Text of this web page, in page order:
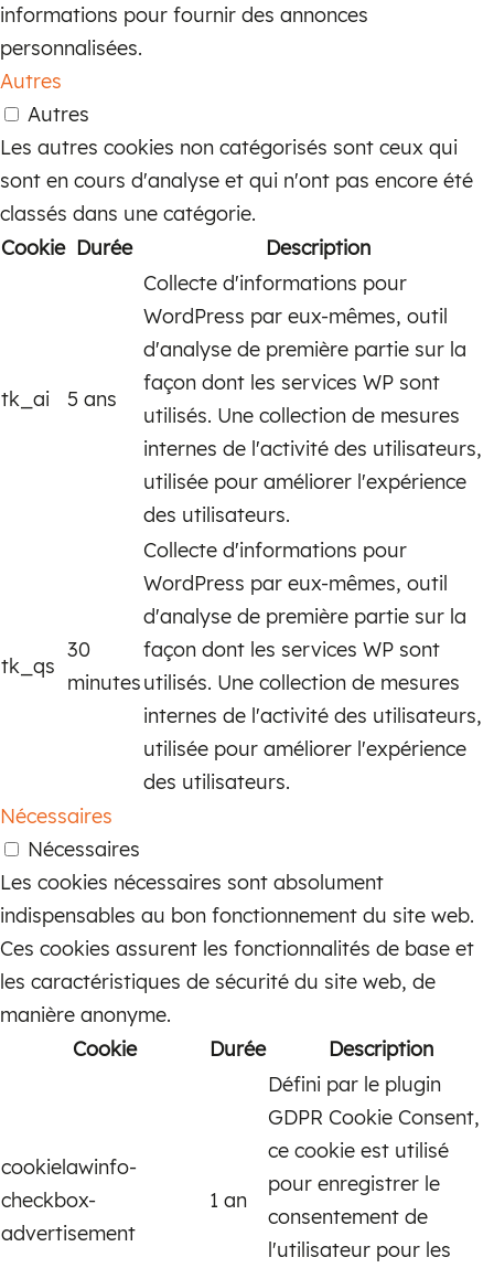
Illuminez votre maison avec
l’élégance intemporelle des
lampes anciennes
Visitez notre boutique en ligne dès
aujourd’hui et découvrez le charme
enchanteur des lampes anciennes. Laissez
la douce lumière de l’histoire illuminer vos
espaces de vie et ajouter une touche de
sophistication raffinée à votre décor.
informations pour fournir des annonces
personnalisées.
Autres
Autres
Les autres cookies non catégorisés sont ceux qui
sont en cours d'analyse et qui n'ont pas encore été
classés dans une catégorie.
Cookie Durée Description
tk_ai 5 ans
Collecte d'informations pour
WordPress par eux-mêmes, outil
d'analyse de première partie sur la
façon dont les services WP sont
utilisés. Une collection de mesures
internes de l'activité des utilisateurs,
utilisée pour améliorer l'expérience
des utilisateurs.
tk_qs
30
minutes
Collecte d'informations pour
WordPress par eux-mêmes, outil
d'analyse de première partie sur la
façon dont les services WP sont
utilisés. Une collection de mesures
internes de l'activité des utilisateurs,
utilisée pour améliorer l'expérience
des utilisateurs.
Nécessaires
Nécessaires
Les cookies nécessaires sont absolument
indispensables au bon fonctionnement du site web.
Ces cookies assurent les fonctionnalités de base et
les caractéristiques de sécurité du site web, de
manière anonyme.
Cookie
Durée Description
cookielawinfo-
checkbox-
advertisement
1 an
Défini par le plugin
GDPR Cookie Consent,
ce cookie est utilisé
pour enregistrer le
consentement de
l'utilisateur pour les